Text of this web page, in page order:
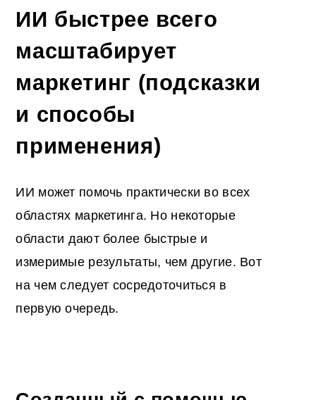
ИИ быстрее всего
масштабирует
маркетинг (подсказки
и способы
применения)
ИИ может помочь практически во всех
областях маркетинга. Но некоторые
области дают более быстрые и
измеримые результаты, чем другие. Вот
на чем следует сосредоточиться в
первую очередь.